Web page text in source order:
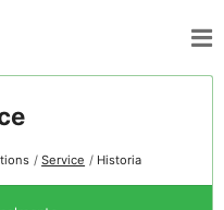
Service Historia